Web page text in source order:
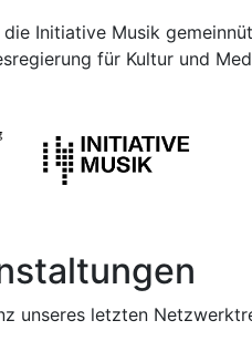
Initiative Musik
für Kultur und
unseres letzten